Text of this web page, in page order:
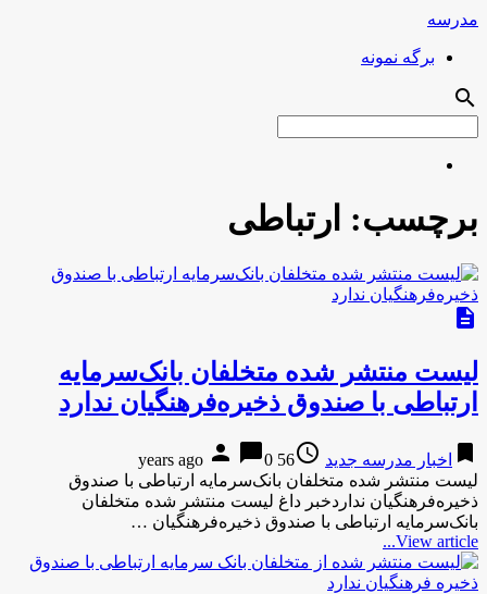
مدرسه
برگه نمونه
search
برچسب: ارتباطی
description
لیست منتشر شده متخلفان بانک‌سرمایه
ارتباطی با صندوق ذخیره‌فرهنگیان ندارد
bookmark اخبار مدرسه جدید access_time
56 years ago
person chat_bubble0
لیست منتشر شده متخلفان بانک‌سرمایه ارتباطی با صندوق
ذخیره‌فرهنگیان نداردخبر داغ لیست منتشر شده متخلفان
بانک‌سرمایه ارتباطی با صندوق ذخیره‌فرهنگیان …
View article...